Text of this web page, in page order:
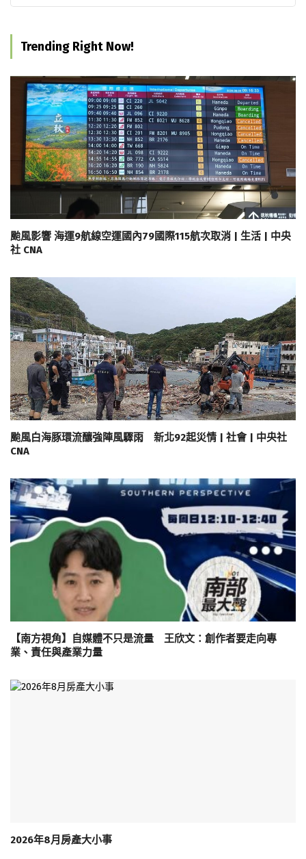
Trending Right Now!
颱風影響 海運9航線空運國內79國際115航次取消 | 生活 | 中央
社 CNA
颱風白海豚環流釀強陣風驟雨 新北92起災情 | 社會 | 中央社
CNA
【南方視角】自媒體不只是流量 王欣文：創作者要走向專
業、責任與產業力量
2026年8月房產大小事